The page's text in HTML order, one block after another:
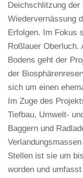
Deichschlitzung
Wiedervernässung
Erfolgen. Im Fokus
Roßlauer Oberluch.
Bodens geht der
der
sich um einen
Im Zuge des
Tiefbau, Umwelt-
Baggern und
Stellen ist sie um
worden und